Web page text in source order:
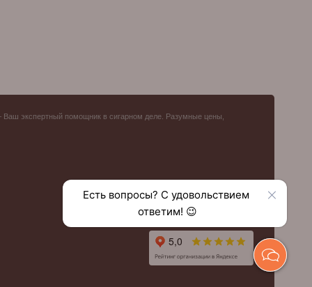
Ваш экспертный помощник в сигарном деле. Разумные цены,
Есть вопросы? С удовольствием
ответим! 😉